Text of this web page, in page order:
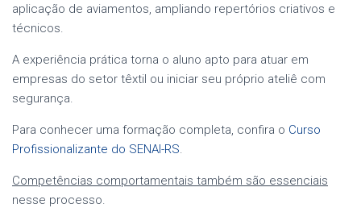
aplicação de aviamentos, ampliando repertórios criativos e
técnicos.
A experiência prática torna o aluno apto para atuar em
empresas do setor têxtil ou iniciar seu próprio ateliê com
segurança.
Para conhecer uma formação completa, confira o Curso
Profissionalizante do SENAI-RS.
Competências comportamentais também são essenciais
nesse processo.